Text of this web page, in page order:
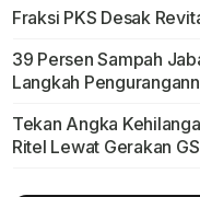
Fraksi PKS Desak
39 Persen Sampah
Langkah
Tekan Angka
Ritel Lewat Gerakan